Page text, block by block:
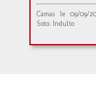
Camas le 09/09/
Soto. Indulto